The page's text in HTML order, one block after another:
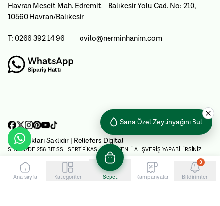
Ana sayfa Kategoriler Sepet Kampanyalar
3
Bildirimler
Havran Mescit Mah. Edremit - Balıkesir Yolu Cad. No: 210,
10560 Havran/Balıkesir
T: 0266 392 14 96 ovilo@nerminhanim.com
Tüm Hakları Saklıdır | Reliefers Digital
SİTEMİZDE 256 BIT SSL SERTİFİKASI İLE GÜVENLİ ALIŞVERİŞ YAPABİLİRSİNİZ
Sana Özel Zeytinyağını Bul